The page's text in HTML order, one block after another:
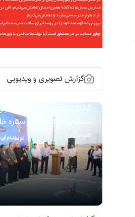
گزارش تصویری و ویدیویی
مسکونی کارکنان نفت ستاره
هرمزگان